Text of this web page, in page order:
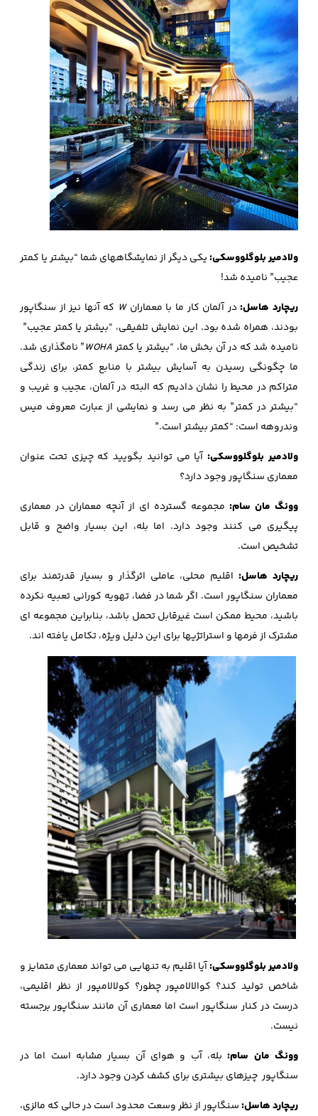
ولادمیر بلوگلووسکی:یکی دیگر از نمایشگاههای شما “بیشتر یا کمتر
عجیب” نامیده شد!
ریچارد هاسل:در آلمان کار ما با معمارانW که آنها نیز از سنگاپور
بودند، همراه شده بود. این نمایش تلفیقی، “بیشتر یا کمتر عجیب”
نامیده شد که در آن بخش ما، “بیشتر یا کمترWOHA” نامگذاری شد.
ما چگونگی رسیدن به آسایش بیشتر با منابع کمتر، برای زندگی
متراکم در محیط را نشان دادیم که البته در آلمان، عجیب و غریب و
“بیشتر در کمتر” به نظر می رسد و نمایشی از عبارت معروف میس
وندروهه است: “کمتر بیشتر است.”
ولادمیر بلوگلووسکی:آیا می توانید بگویید که چیزی تحت عنوان
معماری سنگاپور وجود دارد؟
وونگ مان سام: مجموعه گسترده ای از آنچه معماران در معماری
پیگیری می کنند وجود دارد. اما بله، این بسیار واضح و قابل
تشخیص است.
ریچارد هاسل: اقلیم محلی، عاملی اثرگذار و بسیار قدرتمند برای
معماران سنگاپور است. اگر شما در فضا، تهویه کورانی تعبیه نکرده
باشید، محیط ممکن است غیرقابل تحمل باشد، بنابراین مجموعه ای
مشترک از فرمها و استراتژیها برای این دلیل ویژه، تکامل یافته اند.
ولادمیر بلوگلووسکی:آیا اقلیم به تنهایی می تواند معماری متمایز و
شاخص تولید کند؟ کوالالامپور چطور؟ کولالامپور از نظر اقلیمی،
درست در کنار سنگاپور است اما معماری آن مانند سنگاپور برجسته
نیست.
وونگ مان سام:بله، آب و هوای آن بسیار مشابه است اما در
سنگاپور چیزهای بیشتری برای کشف کردن وجود دارد.
ریچارد هاسل:سنگاپور از نظر وسعت محدود است در حالی که مالزی،